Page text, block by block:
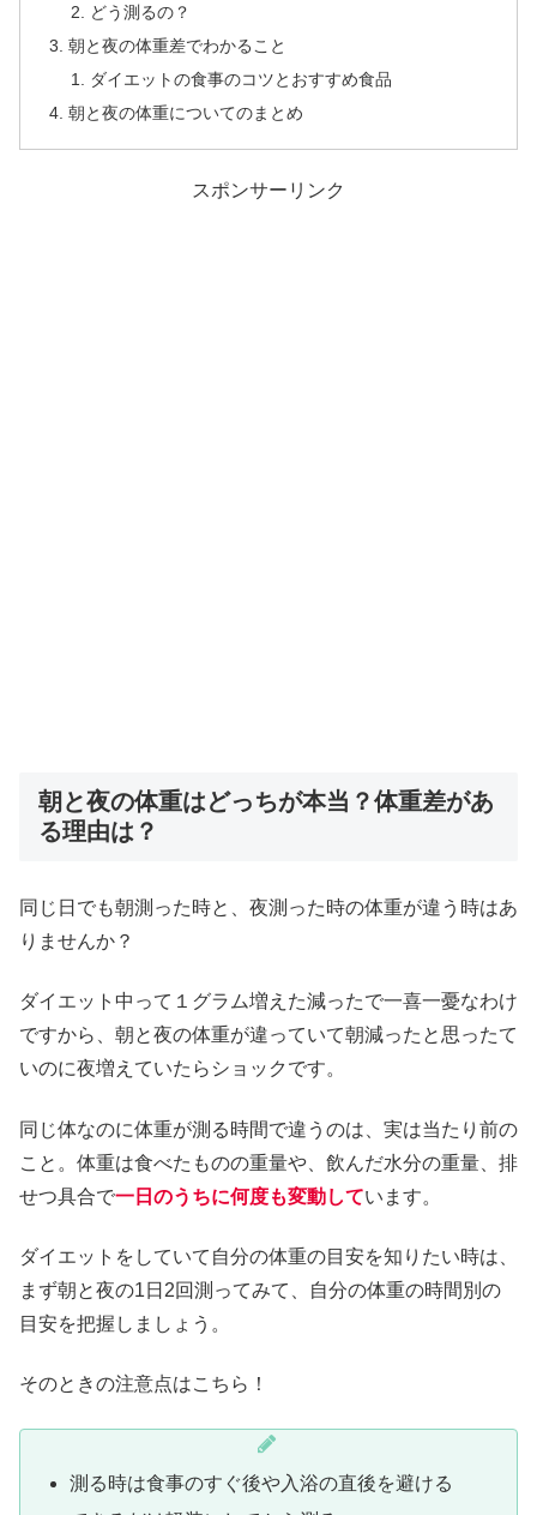
どう測るの？
朝と夜の体重差でわかること
ダイエットの食事のコツとおすすめ食品
朝と夜の体重についてのまとめ
スポンサーリンク
朝と夜の体重はどっちが本当？体重差があ
る理由は？
同じ日でも朝測った時と、夜測った時の体重が違う時はあ
りませんか？
ダイエット中って１グラム増えた減ったで一喜一憂なわけ
ですから、朝と夜の体重が違っていて朝減ったと思ったて
いのに夜増えていたらショックです。
同じ体なのに体重が測る時間で違うのは、実は当たり前の
こと。体重は食べたものの重量や、飲んだ水分の重量、排
せつ具合で一日のうちに何度も変動しています。
ダイエットをしていて自分の体重の目安を知りたい時は、
まず朝と夜の1日2回測ってみて、自分の体重の時間別の
目安を把握しましょう。
そのときの注意点はこちら！
測る時は食事のすぐ後や入浴の直後を避ける